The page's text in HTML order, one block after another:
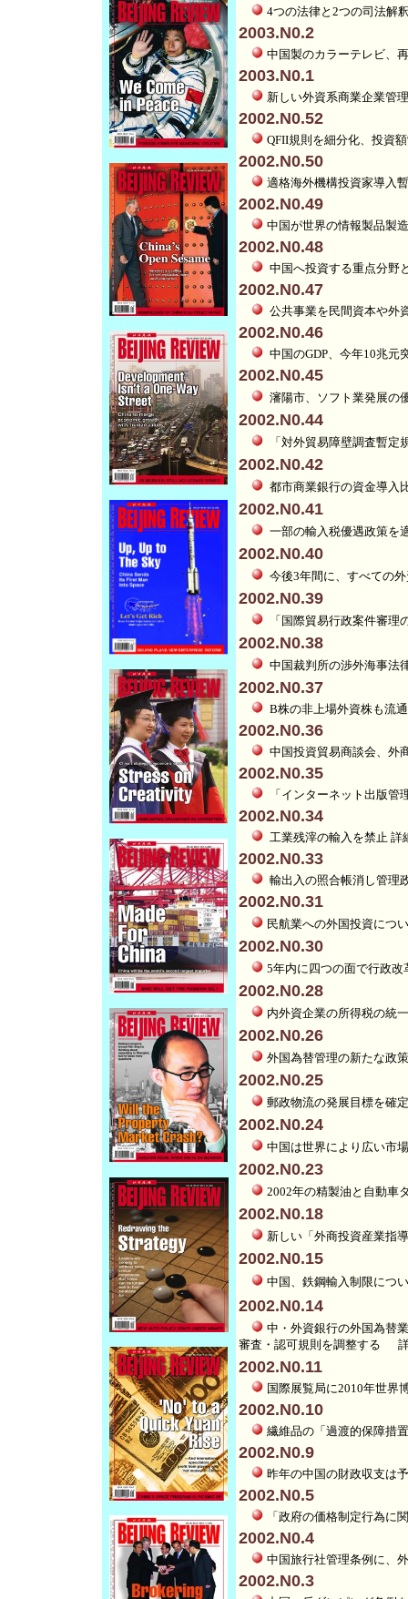
4つの法律と2つの司法
2003.N0.2
中国製のカラーテレビ
2003.N0.1
新しい外資系商業企業
2002.N0.52
QFII規則を細分化、投
2002.N0.50
適格海外機構投資家導入
2002.N0.49
中国が世界の情報製品
2002.N0.48
中国へ投資する重点分
2002.N0.47
公共事業を民間資本
2002.N0.46
中国のGDP、今年10兆元
2002.N0.45
瀋陽市、ソフト業発展
2002.N0.44
「対外貿易障壁調査暫定
2002.N0.42
都市商業銀行の資金
2002.N0.41
一部の輸入税優遇政
2002.N0.40
今後3年間に、すべて
2002.N0.39
「国際貿易行政案件審
2002.N0.38
中国裁判所の渉外海事
2002.N0.37
B株の非上場外資株も
2002.N0.36
中国投資貿易商談会、外
2002.N0.35
「インターネット出版
2002.N0.34
工業残滓の輸入を禁止 詳
2002.N0.33
輸出入の照合帳消し管理
2002.N0.31
民航業への外国投資につ
2002.N0.30
5年内に四つの面で行政
2002.N0.28
内外資企業の所得税の
2002.N0.26
外国為替管理の新たな政
2002.N0.25
郵政物流の発展目標を
2002.N0.24
中国は世界により広い
2002.N0.23
2002年の精製油と自動
2002.N0.18
新しい「外商投資産業指
2002.N0.15
中国、鉄鋼輸入制限に
2002.N0.14
中・外資銀行の外国為替
審査・認可規則を調整する
2002.N0.11
国際展覧局に2010年世界
2002.N0.10
繊維品の「過渡的保障
2002.N0.9
昨年の中国の財政収支
2002.N0.5
「政府の価格制定行為に
2002.N0.4
中国旅行社管理条例に
2002.N0.3